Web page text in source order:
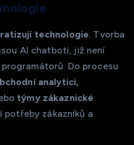
technologie. Tvorba
AI chatboti, již není
Do procesu
analytici,
týmy zákaznické
potřeby zákazníků a